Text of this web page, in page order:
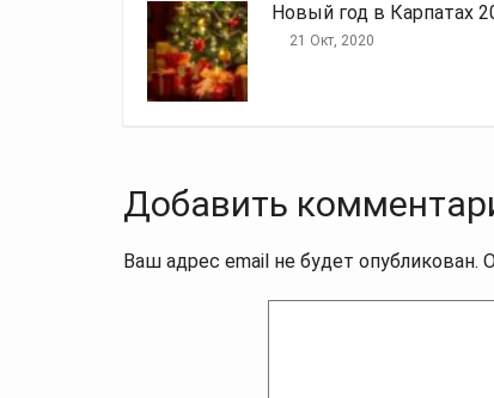
Новый год в Карпатах
21 Окт, 2020
Добавить
Ваш адрес email не будет опубликован.